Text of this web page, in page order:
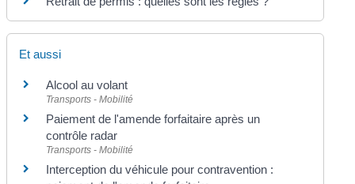
Et aussi
Alcool au volant
Transports - Mobilité
Paiement de l'amende forfaitaire après un
contrôle radar
Transports - Mobilité
Interception du véhicule pour contravention :